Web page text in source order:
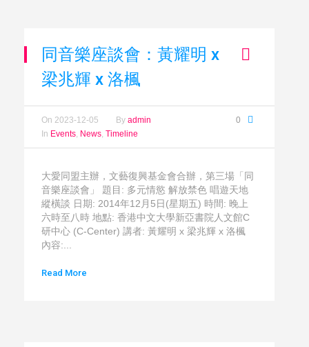
同音樂座談會：黃耀明 x
梁兆輝 x 洛楓
0
On 2023-12-05 By admin
In Events News Timeline
大愛同盟主辦，文藝復興基金會合辦，第三場「同
音樂座談會」 題目: 多元情慾 解放禁色 唱遊天地
縱橫談 日期: 2014年12月5日(星期五) 時間: 晚上
六時至八時 地點: 香港中文大學新亞書院人文館C
研中心 (C-Center) 講者: 黃耀明 x 梁兆輝 x 洛楓
內容:...
Read More